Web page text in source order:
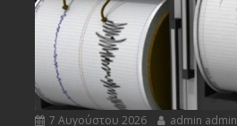
7 Αυγούστου 2026 admin admin